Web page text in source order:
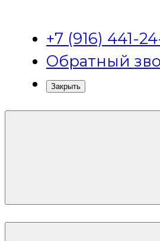
+7 (916) 441-
Обратный
Закрыть